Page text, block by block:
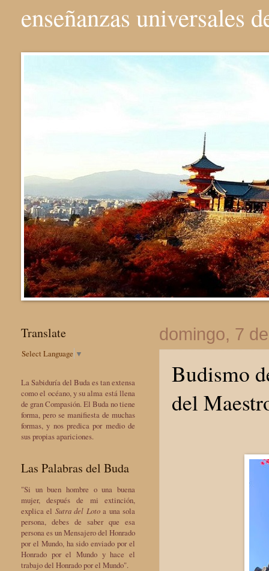
enseñanzas universales
domingo, 7
Budismo
del
Translate
Select Language ▼
La Sabiduría del Buda es tan extensa
como el océano, y su alma está llena
de gran Compasión. El Buda no tiene
forma, pero se manifiesta de muchas
formas, y nos predica por medio de
sus propias apariciones.
Las Palabras del Buda
"Si un buen hombre o una buena
mujer, después de mi extinción,
explica el Sutra del Lotoa una sola
persona, debes de saber que esa
persona es un Mensajero del Honrado
por el Mundo, ha sido enviado por el
Honrado por el Mundo y hace el
trabajo del Honrado por el Mundo".